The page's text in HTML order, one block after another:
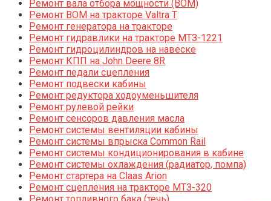
Ремонт вала отбора мощности (ВОМ)
Ремонт ВОМ на тракторе Valtra T
Ремонт генератора на тракторе
Ремонт гидравлики на тракторе МТЗ-1221
Ремонт гидроцилиндров на навеске
Ремонт КПП на John Deere 8R
Ремонт педали сцепления
Ремонт подвески кабины
Ремонт редуктора ходоуменьшителя
Ремонт рулевой рейки
Ремонт сенсоров давления масла
Ремонт системы вентиляции кабины
Ремонт системы впрыска Common Rail
Ремонт системы кондиционирования в кабине
Ремонт системы охлаждения (радиатор, помпа)
Ремонт стартера на Claas Arion
Ремонт сцепления на тракторе МТЗ-320